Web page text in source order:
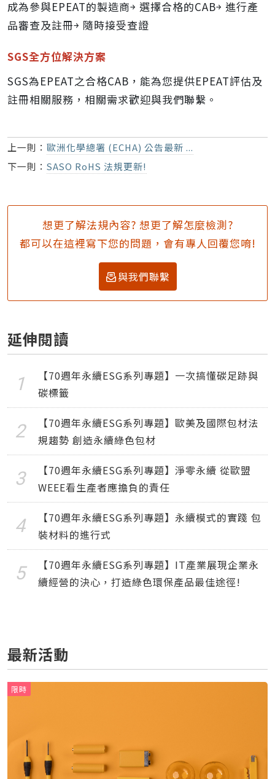
成為參與EPEAT的製造商￫ 選擇合格的CAB￫ 進行產
品審查及註冊￫ 隨時接受查證
SGS全方位解決方案
SGS為EPEAT之合格CAB，能為您提供EPEAT評估及
註冊相關服務，相關需求歡迎與我們聯繫。
上一則： 歐洲化學總署 (ECHA) 公告最新 ...
下一則： SASO RoHS 法規更新!
想更了解法規內容? 想更了解怎麼檢測?
都可以在這裡寫下您的問題，會有專人回覆您唷!
與我們聯繫
延伸閱讀
【70週年永續ESG系列專題】一次搞懂碳足跡與
碳標籤
【70週年永續ESG系列專題】歐美及國際包材法
規趨勢 創造永續綠色包材
【70週年永續ESG系列專題】淨零永續 從歐盟
WEEE看生產者應擔負的責任
【70週年永續ESG系列專題】永續模式的實踐 包
裝材料的進行式
【70週年永續ESG系列專題】IT產業展現企業永
續經營的決心，打造綠色環保產品最佳途徑!
最新活動
限時